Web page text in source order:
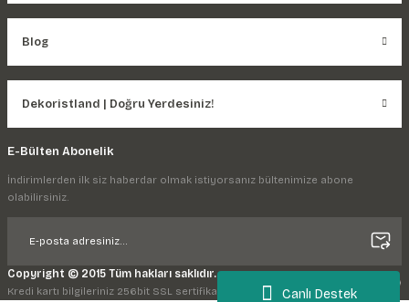
Canlı Destek
Blog
Dekoristland | Doğru Yerdesiniz!
E-Bülten Abonelik
İndirimlerden ilk siz haberdar olmak istiyorsanız bültenimize abone
olabilirsiniz.
Copyright © 2015 Tüm hakları saklıdır.
Kredi kartı bilgileriniz 256bit SSL sertifikası ile korunmaktadır.